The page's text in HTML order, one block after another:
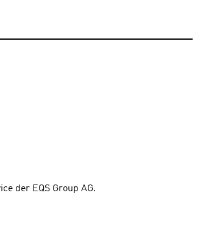
der EQS Group AG.